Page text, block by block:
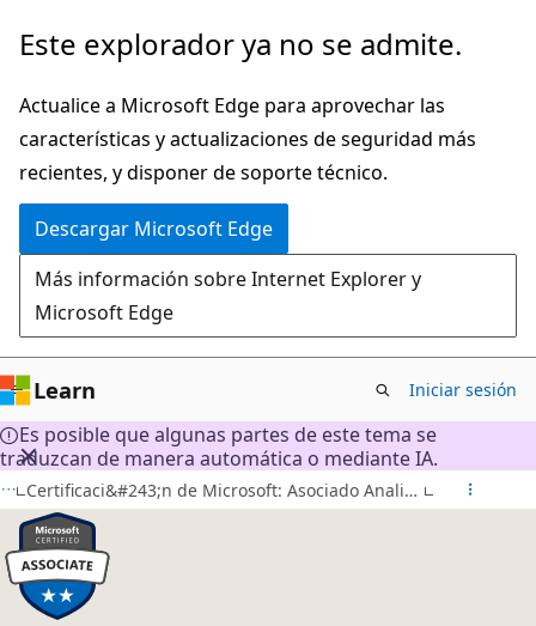
Ir
contenido
principal
Este explorador ya no se admite.
Actualice a Microsoft Edge para aprovechar las
características y actualizaciones de seguridad más
recientes, y disponer de soporte técnico.
Descargar Microsoft Edge
Más información sobre Internet Explorer y
Microsoft Edge
Learn Iniciar sesión
Es posible que algunas partes de este tema se
traduzcan de manera automática o mediante IA.
Certificaci&#243;n de Microsoft: Asociado Analista de Datos de Power BI